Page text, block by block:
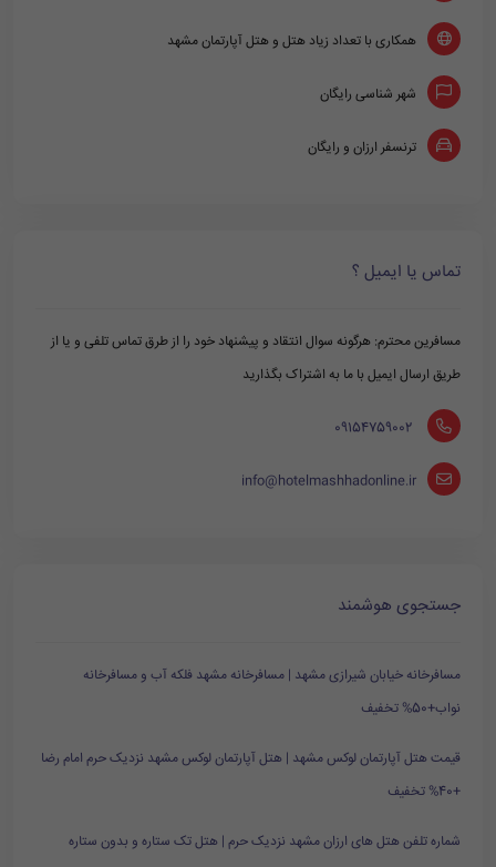
همکاری با تعداد زیاد هتل و هتل آپارتمان مشهد
شهر شناسی رایگان
ترنسفر ارزان و رایگان
تماس یا ایمیل ؟
مسافرین محترم: هرگونه سوال انتقاد و پیشنهاد خود را از طرق تماس تلفی و یا از
طریق ارسال ایمیل با ما به اشتراک بگذارید
‪ 09154759002
info@hotelmashhadonline.ir
جستجوی هوشمند
مسافرخانه خیابان شیرازی مشهد | مسافرخانه مشهد فلکه آب و مسافرخانه
نواب+50% تخفیف
قیمت هتل آپارتمان لوکس مشهد | هتل آپارتمان لوکس مشهد نزدیک حرم امام رضا
+40% تخفیف
شماره تلفن هتل های ارزان مشهد نزدیک حرم | هتل تک ستاره و بدون ستاره